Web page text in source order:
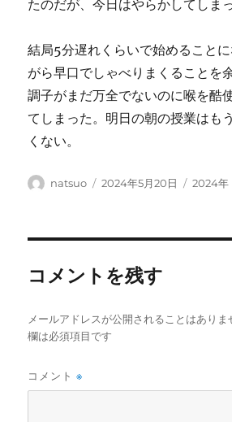
たのだが、今日はやらかしてしまっ
結局5分遅れくらいで始めること
がら早口でしゃべりまくることを
調子がまだ万全でないのに喉を酷
てしまった。明日の朝の授業はも
くない。
投
natsuo
投
2024年5月20日
カ
2024年
コメントを残す
メールアドレスが公開されることはありま
欄は必須項目です
コメント※